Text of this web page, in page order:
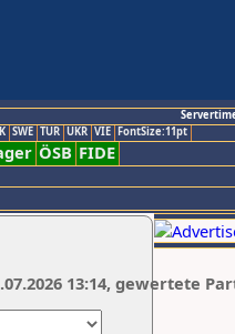
SWE TUR UKR VIE FontSize:11pt
ÖSB FIDE
13:14, gewertete